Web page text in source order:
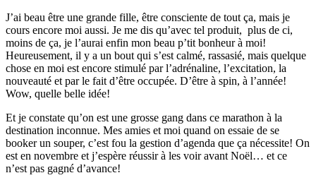
J’ai beau être une grande fille, être consciente de tout ça, mais je
cours encore moi aussi. Je me dis qu’avec tel produit, plus de ci,
moins de ça, je l’aurai enfin mon beau p’tit bonheur à moi!
Heureusement, il y a un bout qui s’est calmé, rassasié, mais quelque
chose en moi est encore stimulé par l’adrénaline, l’excitation, la
nouveauté et par le fait d’être occupée. D’être à spin, à l’année!
Wow, quelle belle idée!
Et je constate qu’on est une grosse gang dans ce marathon à la
destination inconnue. Mes amies et moi quand on essaie de se
booker un souper, c’est fou la gestion d’agenda que ça nécessite! On
est en novembre et j’espère réussir à les voir avant Noël… et ce
n’est pas gagné d’avance!